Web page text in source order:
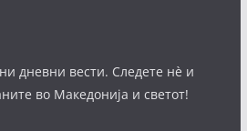
дневни вести. Следете нè и
во Македонија и светот!